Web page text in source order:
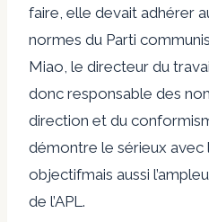
faire, elle devait adhérer
normes du Parti
Miao, le directeur du
donc responsable des
direction et du
démontre le sérieux avec
objectifmais aussi
de l’APL.